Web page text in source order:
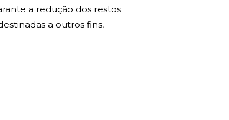
a redução dos restos
a outros fins,